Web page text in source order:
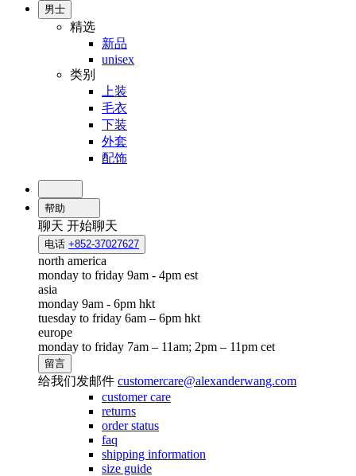
男士
精选
新品
unisex
类别
上装
毛衣
下装
外套
配饰
帮助
聊天 开始聊天
电话 +852-37027627
north america
monday to friday 9am - 4pm est
asia
monday 9am - 6pm hkt
tuesday to friday 6am – 6pm hkt
europe
monday to friday 7am – 11am; 2pm – 11pm cet
留言
给我们发邮件 customercare@alexanderwang.com
customer care
returns
order status
faq
shipping information
size guide